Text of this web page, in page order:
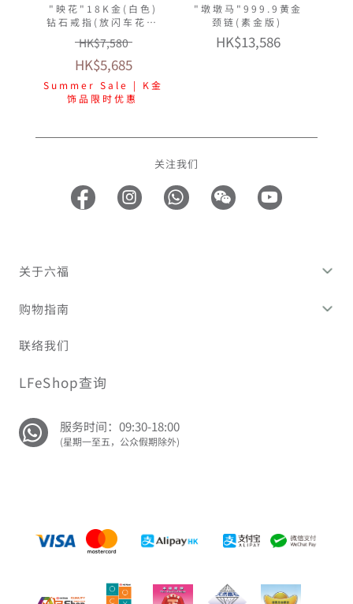
"映花"18K金(白色)
钻石戒指(放闪车花工
艺)
HK$7,580
HK$5,685
Summer Sale | K金
饰品限时优惠
"墩墩马"999.9黄金
颈链(素金版)
HK$13,586
关注我们
关于六福
购物指南
联络我们
LFeShop查询
服务时间：09:30-18:00
(星期一至五，公众假期除外)